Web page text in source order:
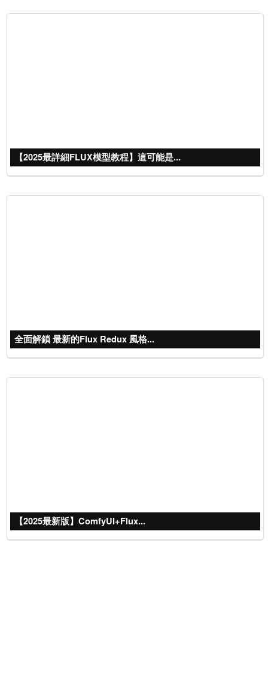
【2025最詳細FLUX模型教程】這可能是...
全面解鎖 最新的Flux Redux 風格...
【2025最新版】ComfyUI+Flux...